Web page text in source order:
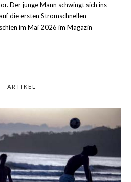
Der junge Mann schwingt sich ins
die ersten Stromschnellen
im Mai 2026 im Magazin
ARTIKEL